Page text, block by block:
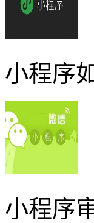
小程序
小程序